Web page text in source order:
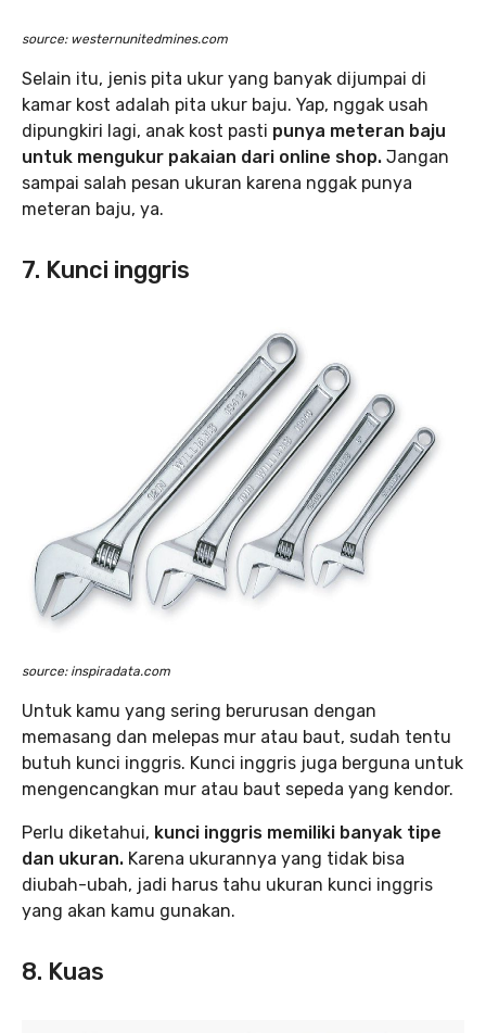
source: westernunitedmines.com
Selain itu, jenis pita ukur yang banyak dijumpai di
kamar kost adalah pita ukur baju. Yap, nggak usah
dipungkiri lagi, anak kost pasti punya meteran baju
untuk mengukur pakaian dari online shop. Jangan
sampai salah pesan ukuran karena nggak punya
meteran baju, ya.
7. Kunci inggris
source: inspiradata.com
Untuk kamu yang sering berurusan dengan
memasang dan melepas mur atau baut, sudah tentu
butuh kunci inggris. Kunci inggris juga berguna untuk
mengencangkan mur atau baut sepeda yang kendor.
Perlu diketahui, kunci inggris memiliki banyak tipe
dan ukuran. Karena ukurannya yang tidak bisa
diubah-ubah, jadi harus tahu ukuran kunci inggris
yang akan kamu gunakan.
8. Kuas